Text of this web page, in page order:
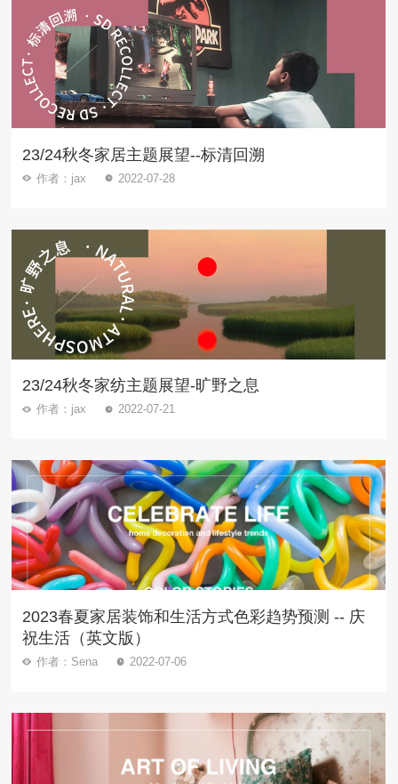
23/24秋冬家居主题展望--标清回溯
作者：jax 2022-07-28
23/24秋冬家纺主题展望-旷野之息
作者：jax 2022-07-21
2023春夏家居装饰和生活方式色彩趋势预测 -- 庆
祝生活（英文版）
作者：Sena 2022-07-06